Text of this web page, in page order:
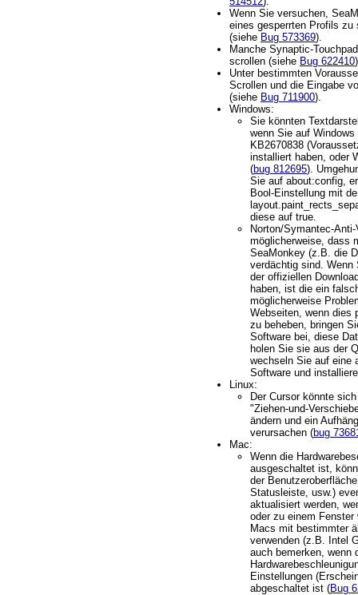
Wenn Sie versuchen,
eines gesperrten Profils zu
(siehe Bug 573369).
Manche Synaptic-
scrollen (siehe Bug 622410
Unter bestimmten
Scrollen und die Eingabe
(siehe Bug 711900).
Windows:
Sie könnten
wenn Sie auf
KB2670838
installiert haben, oder
(bug 812695).
Sie auf about:config,
Bool-Einstellung mit
diese auf true.
Norton/Symantec-
möglicherweise, dass
SeaMonkey (z.B. die
verdächtig sind. Wenn
der offiziellen
haben, ist die ein
möglicherweise
Webseiten, wenn dies
zu beheben, bringen
Software bei, diese
holen Sie sie aus der
wechseln Sie auf eine
Software und
Linux:
Der Cursor könnte
"Ziehen-und-
ändern und ein
verursachen (bug
Mac:
Wenn die
ausgeschaltet ist,
der
Statusleiste, usw.)
aktualisiert werden,
oder zu einem
Macs mit bestimmter
verwenden (z.B. Intel
auch bemerken, wenn
Einstellungen
abgeschaltet ist (Bug